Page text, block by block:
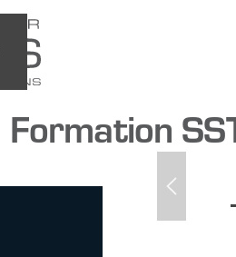
Formation